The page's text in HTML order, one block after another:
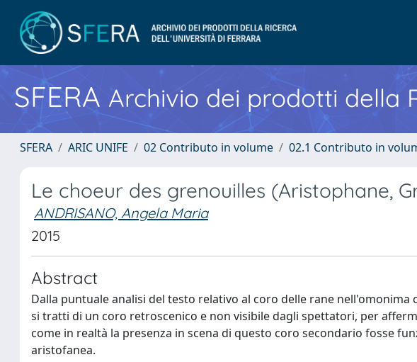
SFERA Archivio dei prodotti della
SFERA ARIC UNIFE 02 Contributo in volume 02.1 Contributo in
Le choeur des grenouilles (Aristophane,
ANDRISANO, Angela Maria
2015
Abstract
Dalla puntuale analisi del testo relativo al coro delle rane
si tratti di un coro retroscenico e non visibile dagli spettatori, per
come in realtà la presenza in scena di questo coro secondario fosse
aristofanea.